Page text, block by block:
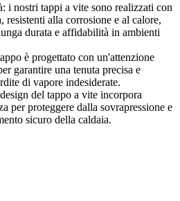
i nostri tappi a vite sono realizzati con
resistenti alla corrosione e al calore,
durata e affidabilità in ambienti
è progettato con un'attenzione
garantire una tenuta precisa e
di vapore indesiderate.
del tappo a vite incorpora
per proteggere dalla sovrapressione e
sicuro della caldaia.